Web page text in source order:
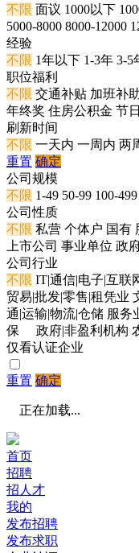
不限 面议 1000以下
5000-8000 8000-12000
经验
不限 1年以下 1-3年 3-5
职位福利
不限 交通补贴 加班补
年终奖 住房公积金 节
刷新时间
不限 一天内 一周内 两
重置 确定
公司规模
不限 1-49 50-99 100-499
公司性质
不限 私营 个体户 国有
上市公司 事业单位 政
公司行业
不限 IT|通信|电子|互联
贸易|批发|零售|租凭业
通|运输|物流|仓储 服务
保
政府|非盈利机构
仅看认证企业
重置 确定
正在加载...
首页
招聘
招人才
我的
发布招聘
发布求职